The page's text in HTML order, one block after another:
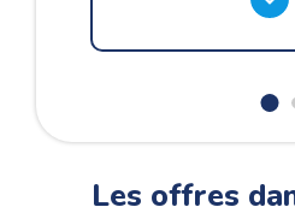
Les offres